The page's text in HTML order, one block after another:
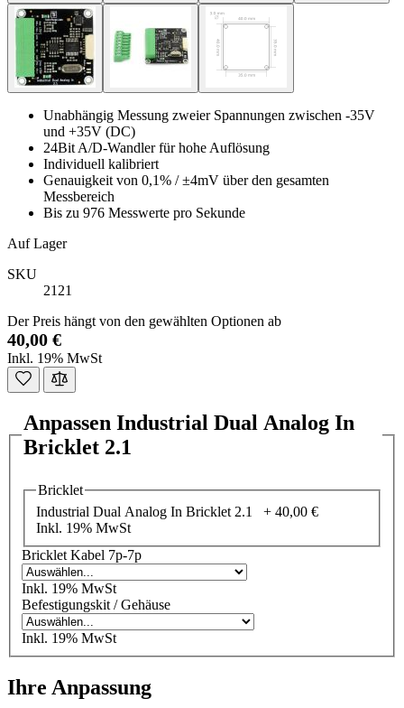
Unabhängig Messung zweier Spannungen zwischen -35V
und +35V (DC)
24Bit A/D-Wandler für hohe Auflösung
Individuell kalibriert
Genauigkeit von 0,1% / ±4mV über den gesamten
Messbereich
Bis zu 976 Messwerte pro Sekunde
Auf Lager
SKU
2121
Der Preis hängt von den gewählten Optionen ab
40,00 €
Inkl. 19% MwSt
Anpassen Industrial Dual Analog In
Bricklet 2.1
Bricklet
Industrial Dual Analog In Bricklet 2.1 + 40,00 €
Inkl. 19% MwSt
Bricklet Kabel 7p-7p
Inkl. 19% MwSt
Befestigungskit / Gehäuse
Inkl. 19% MwSt
Ihre Anpassung